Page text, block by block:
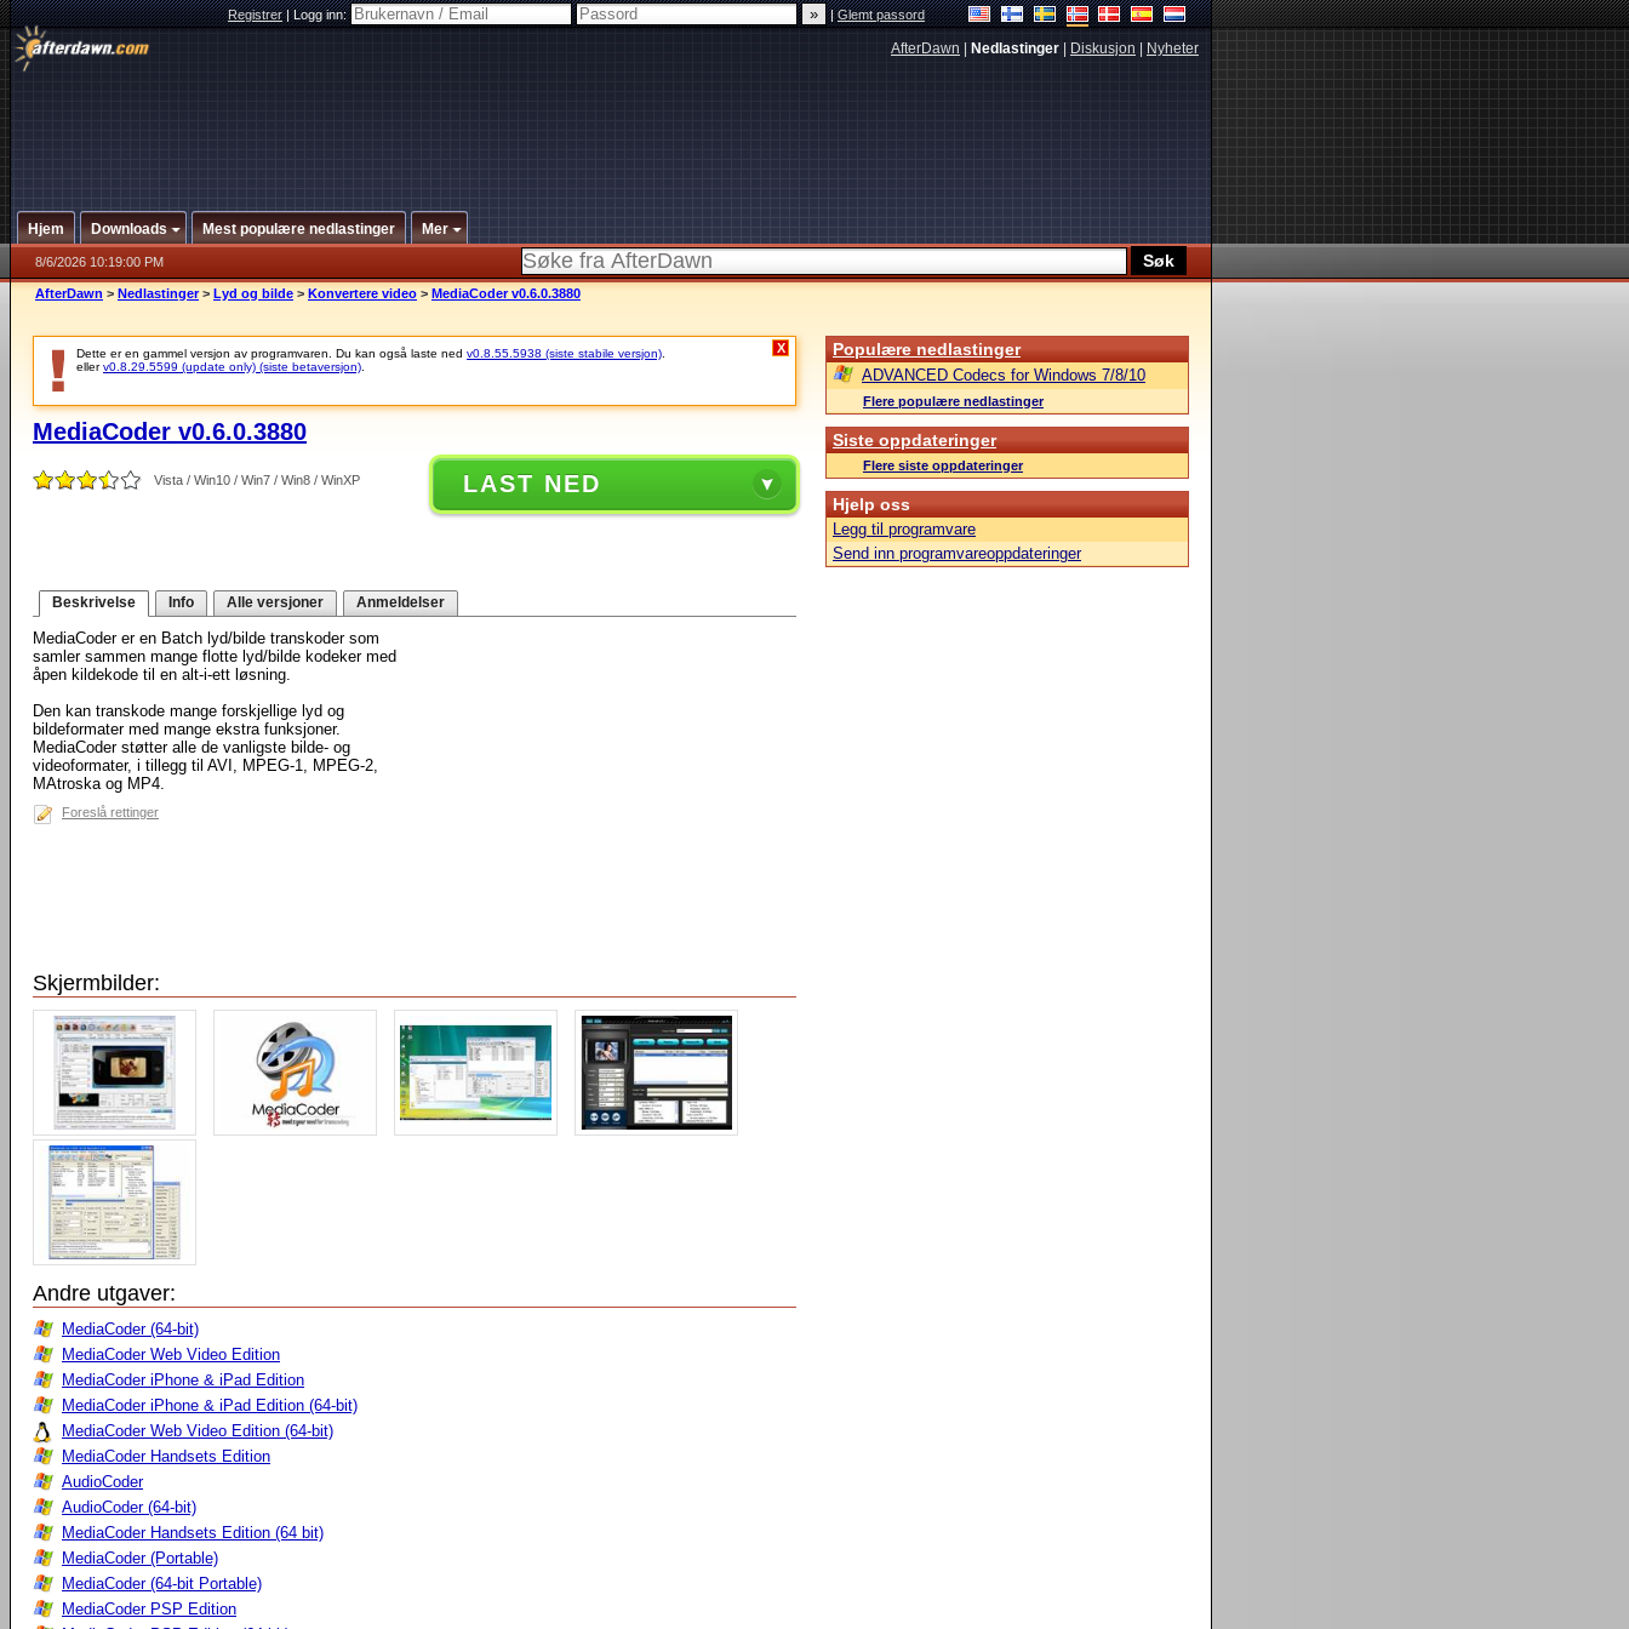
Registrer|Logg inn: |Glemt passord
AfterDawn Nedlastinger Diskusjon Nyheter
Hjem Downloads Mest populære nedlastinger Mer
8/6/2026 10:19:00 PM
AfterDawn > Nedlastinger > Lyd og bilde > Konvertere video > MediaCoder v0.6.0.3880
Dette er en gammel versjon av programvaren. Du kan også laste ned v0.8.55.5938 (siste stabile versjon)
ellerv0.8.29.5599 (update only) (siste betaversjon)
X
MediaCoder v0.6.0.3880
Vista / Win10 / Win7 / Win8 / WinXP LAST NED
Beskrivelse Info Alle versjoner Anmeldelser
MediaCoder er en Batch lyd/bilde transkoder som
samler sammen mange flotte lyd/bilde kodeker med
åpen kildekode til en alt-i-ett løsning.
Den kan transkode mange forskjellige lyd og
bildeformater med mange ekstra funksjoner.
MediaCoder støtter alle de vanligste bilde- og
videoformater, i tillegg til AVI, MPEG-1, MPEG-2,
MAtroska og MP4.
Foreslå rettinger
Skjermbilder:
Andre utgaver:
MediaCoder (64-bit)
MediaCoder Web Video Edition
MediaCoder iPhone & iPad Edition
MediaCoder iPhone & iPad Edition (64-bit)
MediaCoder Web Video Edition (64-bit)
MediaCoder Handsets Edition
AudioCoder
AudioCoder (64-bit)
MediaCoder Handsets Edition (64 bit)
MediaCoder (Portable)
MediaCoder (64-bit Portable)
MediaCoder PSP Edition
Populære nedlastinger
ADVANCED Codecs for Windows 7/8/10
Flere populære nedlastinger
Siste oppdateringer
Flere siste oppdateringer
Hjelp oss
Legg til programvare
Send inn programvareoppdateringer